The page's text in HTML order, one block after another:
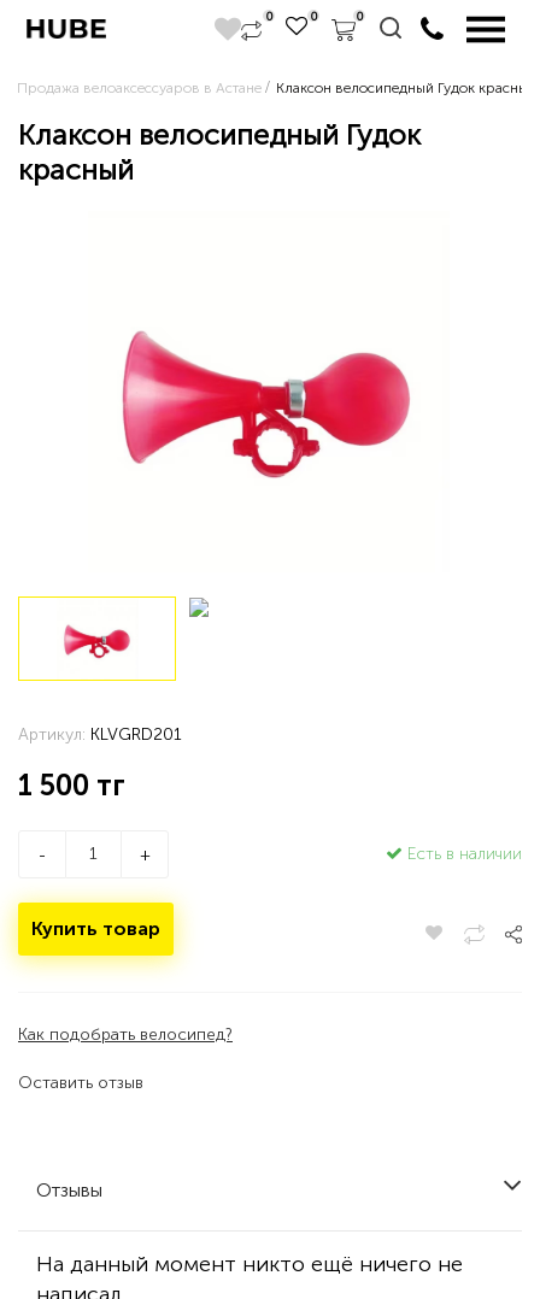
0 0 0
Продажа велоаксессуаров в Астане Клаксон велосипедный Гудок красный
Клаксон велосипедный Гудок
красный
Оставить отзыв
Артикул: KLVGRD201
1 500 тг
- + Есть в наличии
Купить товар
Как подобрать велосипед?
Отзывы
На данный момент никто ещё ничего не